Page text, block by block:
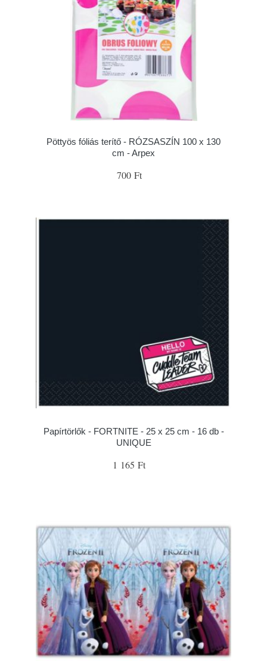
Pöttyös fóliás terítő - RÓZSASZÍN 100 x 130
cm - Arpex
700 Ft
Papírtörlők - FORTNITE - 25 x 25 cm - 16 db -
UNIQUE
1 165 Ft